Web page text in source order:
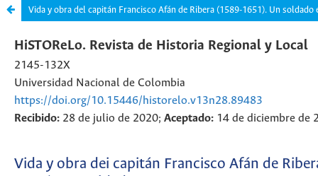
Vida y obra del capitán Francisco Afán de Ribera (1589-1651). Un soldado